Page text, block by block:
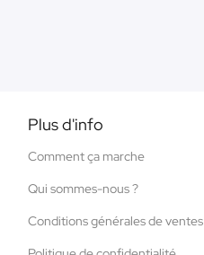
Plus d'info
Comment ça marche
Qui sommes-nous ?
Conditions générales de ventes